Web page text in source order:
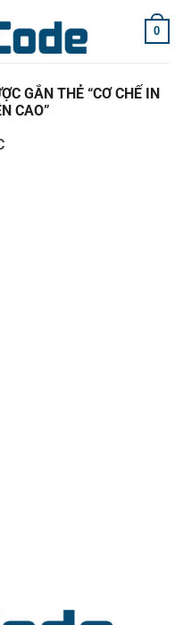
0
GẮN THẺ “CƠ CHẾ IN
CAO”